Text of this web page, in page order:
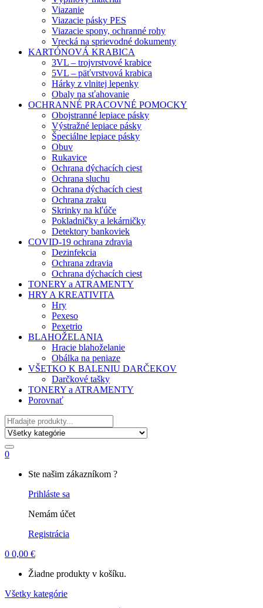
Viazanie
Viazacie pásky PES
Viazacie spony, ochranné rohy
Vrecká na sprievodné dokumenty
KARTÓNOVÁ KRABICA
3VL – trojvrstvové krabice
5VL – päťvrstvová krabica
Hárky z vlnitej lepenky
Obaly na sťahovanie
OCHRANNÉ PRACOVNÉ POMOCKY
Obojstranné lepiace pásky
Výstražné lepiace pásky
Špeciálne lepiace pásky
Obuv
Rukavice
Ochrana dýchacích ciest
Ochrana sluchu
Ochrana dýchacích ciest
Ochrana zraku
Skrinky na kľúče
Pokladničky a lekárničky
Detektory bankoviek
COVID-19 ochrana zdravia
Dezinfekcia
Ochrana zdravia
Ochrana dýchacích ciest
TONERY a ATRAMENTY
HRY A KREATIVITA
Hry
Pexeso
Pexetrio
BLAHOŽELANIA
Hracie blahoželanie
Obálka na peniaze
VŠETKO K BALENIU DARČEKOV
Darčkové tašky
TONERY a ATRAMENTY
Porovnať
Hľadať
0
Ste našim zákazníkom ?
Prihláste sa
Nemám účet
Registrácia
0 0,00 €
Žiadne produkty v košíku.
Všetky kategórie